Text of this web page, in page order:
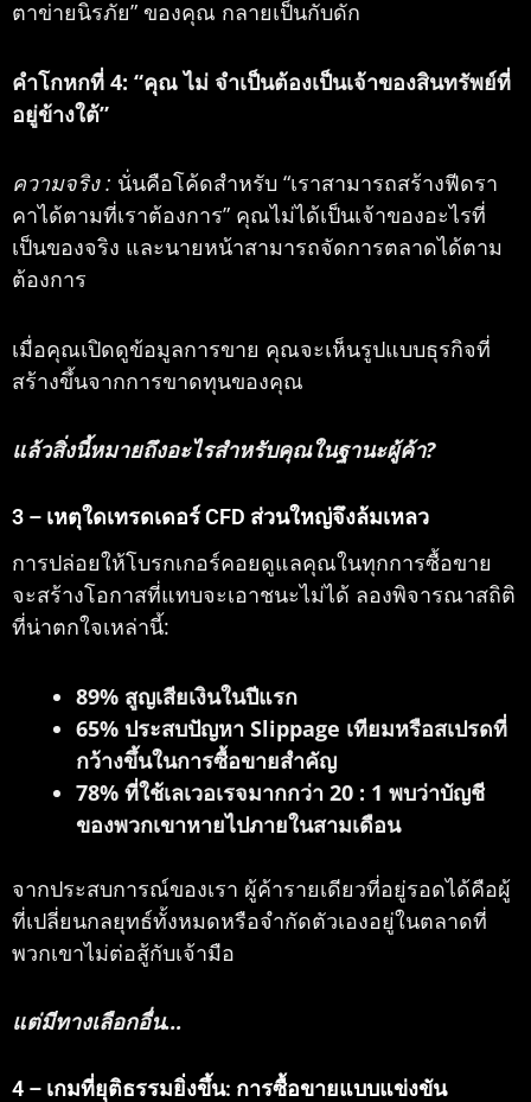
ตาข่ายนิรภัย” ของคุณ กลายเป็นกับดัก
คำโกหกที่ 4: “คุณ ไม่ จำเป็นต้องเป็นเจ้าของสินทรัพย์ที่
อยู่ข้างใต้”
ความจริง : นั่นคือโค้ดสำหรับ “เราสามารถสร้างฟีดรา
คาได้ตามที่เราต้องการ” คุณไม่ได้เป็นเจ้าของอะไรที่
เป็นของจริง และนายหน้าสามารถจัดการตลาดได้ตาม
ต้องการ
เมื่อคุณเปิดดูข้อมูลการขาย คุณจะเห็นรูปแบบธุรกิจที่
สร้างขึ้นจากการขาดทุนของคุณ
แล้วสิ่งนี้หมายถึงอะไรสำหรับคุณในฐานะผู้ค้า?
3 – เหตุใดเทรดเดอร์ CFD ส่วนใหญ่จึงล้มเหลว
การปล่อยให้โบรกเกอร์คอยดูแลคุณในทุกการซื้อขาย
จะสร้างโอกาสที่แทบจะเอาชนะไม่ได้ ลองพิจารณาสถิติ
ที่น่าตกใจเหล่านี้:
89% สูญเสียเงินในปีแรก
65% ประสบปัญหา Slippage เทียมหรือสเปรดที่
กว้างขึ้นในการซื้อขายสำคัญ
78% ที่ใช้เลเวอเรจมากกว่า 20 : 1 พบว่าบัญชี
ของพวกเขาหายไปภายในสามเดือน
จากประสบการณ์ของเรา ผู้ค้ารายเดียวที่อยู่รอดได้คือผู้
ที่เปลี่ยนกลยุทธ์ทั้งหมดหรือจำกัดตัวเองอยู่ในตลาดที่
พวกเขาไม่ต่อสู้กับเจ้ามือ
แต่มีทางเลือกอื่น…
4 – เกมที่ยุติธรรมยิ่งขึ้น: การซื้อขายแบบแข่งขัน